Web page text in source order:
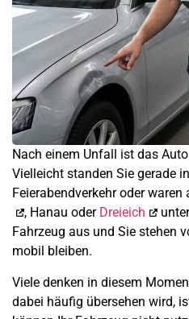
Nach einem Unfall ist das
Vielleicht standen Sie gerade in
Feierabendverkehr oder
, Hanau oder Dreieich
Fahrzeug aus und Sie stehen
mobil bleiben.
Viele denken in diesem
dabei häufig übersehen wird,